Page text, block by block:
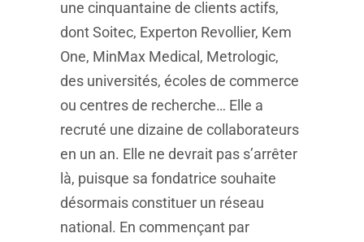
une cinquantaine de clients actifs,
dont Soitec, Experton Revollier, Kem
One, MinMax Medical, Metrologic,
des universités, écoles de commerce
ou centres de recherche… Elle a
recruté une dizaine de collaborateurs
en un an. Elle ne devrait pas s’arrêter
là, puisque sa fondatrice souhaite
désormais constituer un réseau
national. En commençant par